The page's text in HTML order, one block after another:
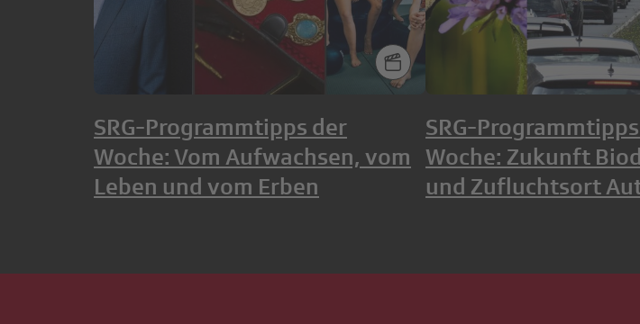
SRG-Programmtipps der
Woche: Vom Aufwachsen, vom
Leben und vom Erben
SRG-
Woche: Zukunft
und Zufluchtsort